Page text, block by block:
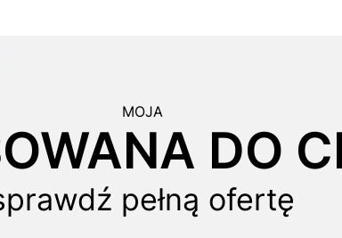
MOJA
DO
pełną ofertę